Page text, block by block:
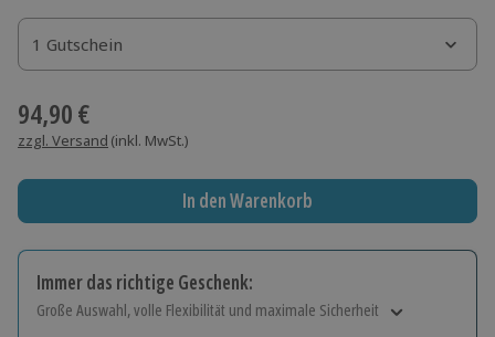
1 Gutschein
1 Gutschein
1 Gutschein
94,90 €
zzgl. Versand (inkl. MwSt.)
In den Warenkorb
Immer das richtige Geschenk:
Große Auswahl, volle Flexibilität und maximale Sicherheit